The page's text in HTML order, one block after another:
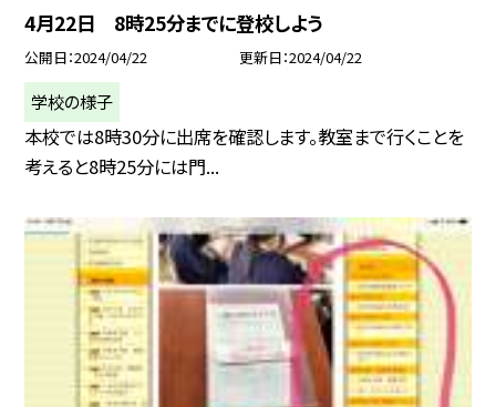
4月22日 8時25分までに登校しよう
公開日 2024/04/22 更新日 2024/04/22
学校の様子
本校では8時30分に出席を確認します。教室まで行くことを
考えると8時25分には門...